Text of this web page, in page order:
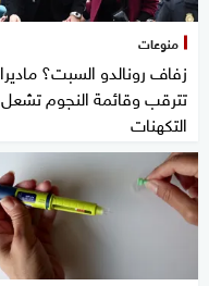
منوعات
زفاف رونالدو السبت؟ ماديرا
تترقب وقائمة النجوم تشعل
التكهنات